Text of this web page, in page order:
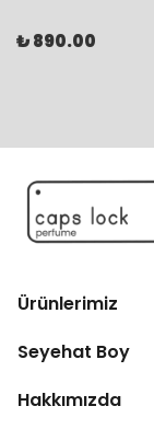
₺ 890.00
Ürünlerimiz
Seyehat Boy
Hakkımızda